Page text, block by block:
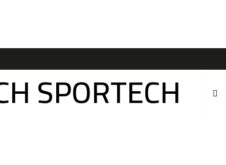
SPORTECH